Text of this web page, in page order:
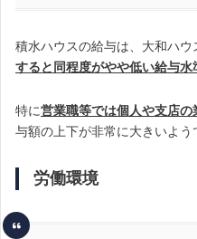
積水ハウスの給与は、大和ハウ
すると同程度がやや低い給与水
特に営業職等では個人や支店の
与額の上下が非常に大きいよう
労働環境